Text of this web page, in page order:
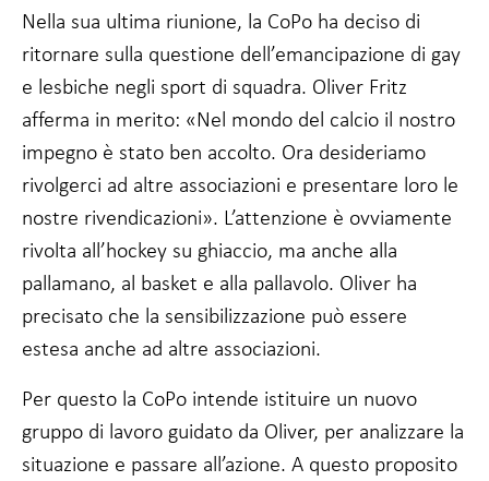
Nella sua ultima riunione, la CoPo ha deciso di
ritornare sulla questione dell’emancipazione di gay
e lesbiche negli sport di squadra. Oliver Fritz
afferma in merito: «Nel mondo del calcio il nostro
impegno è stato ben accolto. Ora desideriamo
rivolgerci ad altre associazioni e presentare loro le
nostre rivendicazioni». L’attenzione è ovviamente
rivolta all’hockey su ghiaccio, ma anche alla
pallamano, al basket e alla pallavolo. Oliver ha
precisato che la sensibilizzazione può essere
estesa anche ad altre associazioni.
Per questo la CoPo intende istituire un nuovo
gruppo di lavoro guidato da Oliver, per analizzare la
situazione e passare all’azione. A questo proposito
e la
struttura
del sito
web, in
base a
come viene
Esperienza
nostro sito web
funzioni al
meglio durante
la vostra visita.
accettate
alcune
funzionalità del
sito web
scompariranno.